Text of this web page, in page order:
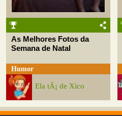
As Melhores Fotos da
Semana de Natal
Humor
Ela tÃ¡ de Xico